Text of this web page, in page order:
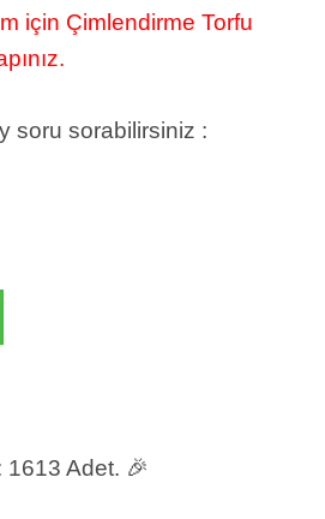
için Çimlendirme Torfu
soru sorabilirsiniz :
Adet. 🎉